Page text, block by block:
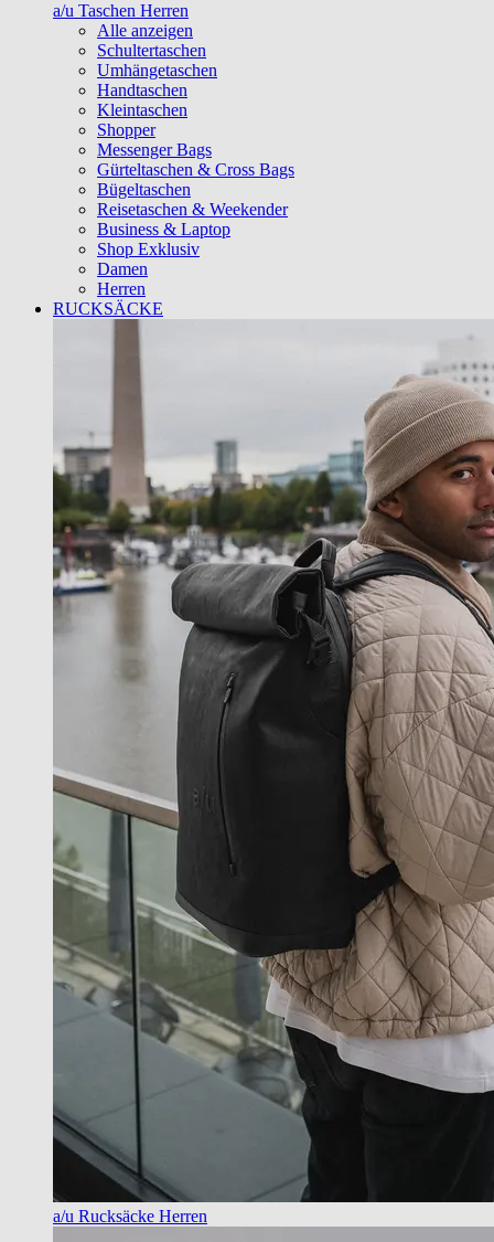
a/u Taschen Herren
Alle anzeigen
Schultertaschen
Umhängetaschen
Handtaschen
Kleintaschen
Shopper
Messenger Bags
Gürteltaschen & Cross Bags
Bügeltaschen
Reisetaschen & Weekender
Business & Laptop
Shop Exklusiv
Damen
Herren
RUCKSÄCKE
a/u Rucksäcke Herren